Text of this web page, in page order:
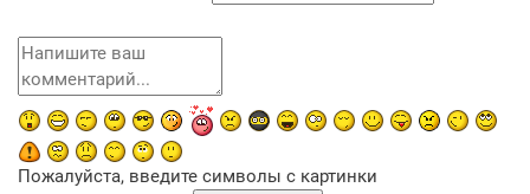
Пожалуйста, введите символы с картинки